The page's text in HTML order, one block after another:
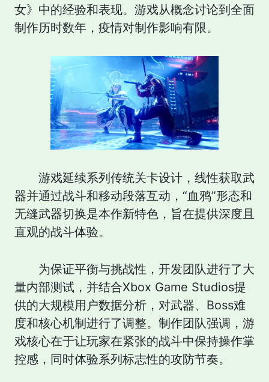
女》中的经验和表现。游戏从概念讨论到全面
制作历时数年，疫情对制作影响有限。
游戏延续系列传统关卡设计，线性获取武
器并通过战斗和移动段落互动，“血鸦”形态和
无缝武器切换是本作新特色，旨在提供深度且
直观的战斗体验。
为保证平衡与挑战性，开发团队进行了大
量内部测试，并结合Xbox Game Studios提
供的大规模用户数据分析，对武器、Boss难
度和核心机制进行了调整。制作团队强调，游
戏核心在于让玩家在紧张的战斗中保持操作掌
控感，同时体验系列标志性的攻防节奏。